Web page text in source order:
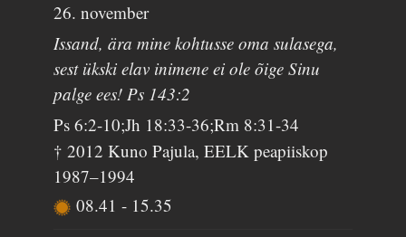
26. november
Issand, ära mine kohtusse oma sulasega,
sest ükski elav inimene ei ole õige Sinu
palge ees! Ps 143:2
Ps 6:2-10;Jh 18:33-36;Rm 8:31-34
† 2012 Kuno Pajula, EELK peapiiskop
1987–1994
08.41- 15.35